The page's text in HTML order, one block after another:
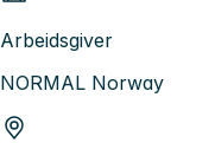
Arbeidsgiver
NORMAL Norway